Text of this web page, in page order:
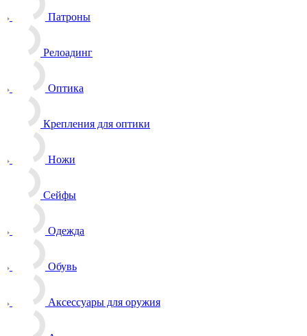
Патроны
Релоадинг
Оптика
Крепления для оптики
Ножи
Сейфы
Одежда
Обувь
Аксессуары для оружия